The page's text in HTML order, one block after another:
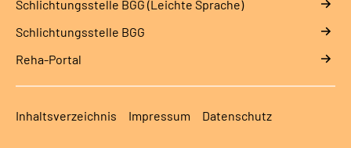
Schlich­tungs­stel­le BGG (Leichte Sprache)
Schlich­tungs­stel­le BGG
Reha-Portal
Inhaltsverzeichnis Impressum Datenschutz